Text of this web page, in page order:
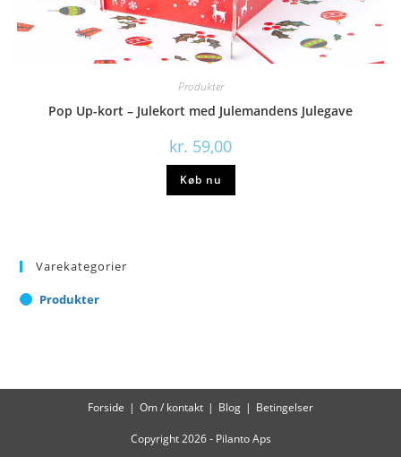
Produkter
Pop Up-kort – Julekort med Julemandens Julegave
kr. 59,00
Køb nu
Varekategorier
Produkter
Forside Om / kontakt Blog Betingelser
Copyright 2026 - Pilanto Aps